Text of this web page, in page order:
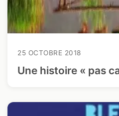
25 OCTOBRE 2018
Une histoire « pas